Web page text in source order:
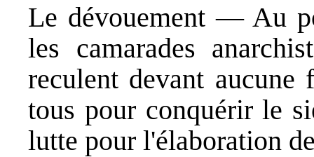
Le dévouement— Au
les camarades
reculent devant aucune
tous pour conquérir le
lutte pour l'élaboration